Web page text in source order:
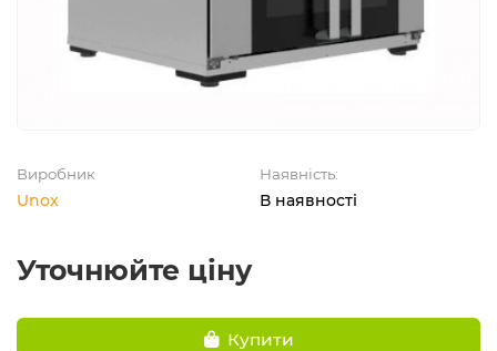
Виробник
Unox
Наявність:
В наявності
Уточнюйте ціну
Купити